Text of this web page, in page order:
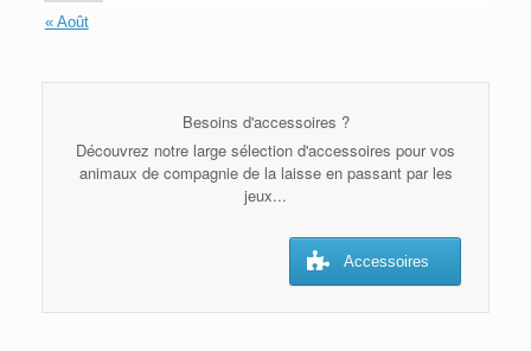
« Août
Besoins d'accessoires ?
Découvrez notre large sélection d'accessoires pour vos
animaux de compagnie de la laisse en passant par les
jeux...
Accessoires